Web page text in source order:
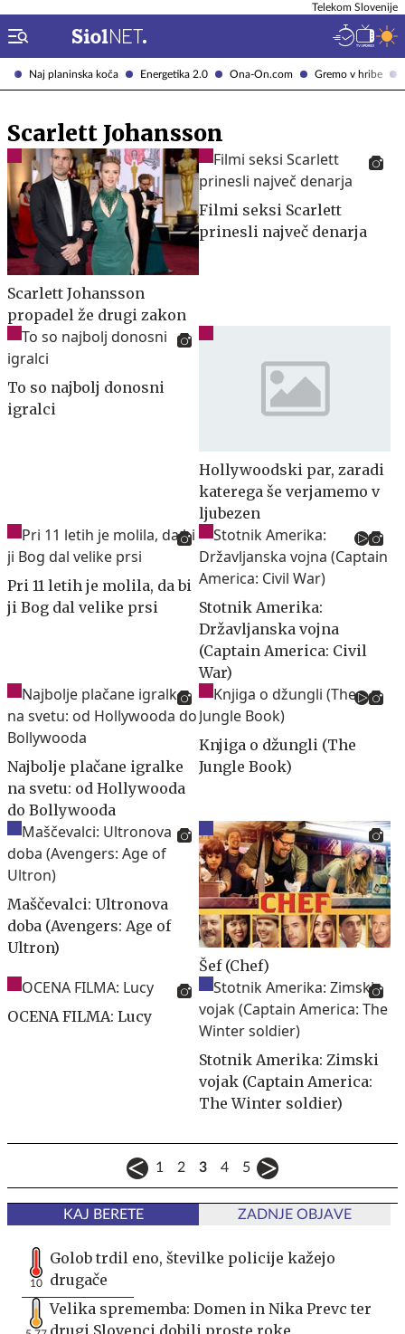
Naj planinska koča Energetika 2.0 Ona-On.com Gremo v hribe
Telekom Slovenije
Scarlett Johansson
Scarlett Johansson
propadel že drugi zakon
Filmi seksi Scarlett
prinesli največ denarja
To so najbolj donosni
igralci
Hollywoodski par, zaradi
katerega še verjamemo v
ljubezen
Pri 11 letih je molila, da bi
ji Bog dal velike prsi
Stotnik Amerika:
Državljanska vojna
(Captain America: Civil
War)
Najbolje plačane igralke
na svetu: od Hollywooda
do Bollywooda
Knjiga o džungli (The
Jungle Book)
Maščevalci: Ultronova
doba (Avengers: Age of
Ultron)
Šef (Chef)
OCENA FILMA: Lucy
Stotnik Amerika: Zimski
vojak (Captain America:
The Winter soldier)
1 2 3 4 5
KAJ BERETE ZADNJE OBJAVE
10
Golob trdil eno, številke policije kažejo
drugače
Velika sprememba: Domen in Nika Prevc ter
drugi Slovenci dobili proste roke